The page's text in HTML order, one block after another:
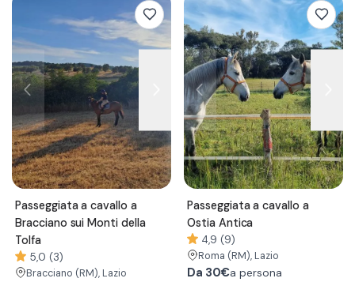
Passeggiata a cavallo a
Bracciano sui Monti della
Tolfa
5,0 (3)
Bracciano (RM), Lazio
Passeggiata a cavallo a
Ostia Antica
4,9 (9)
Roma (RM), Lazio
Da 30€a persona